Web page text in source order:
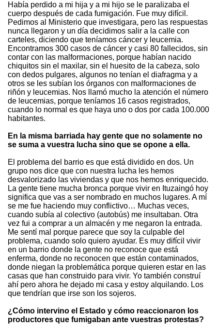
Había perdido a mi hija y a mi hijo se le paralizaba el
cuerpo después de cada fumigación. Fue muy difícil.
Pedimos al Ministerio que investigara, pero las respuestas
nunca llegaron y un día decidimos salir a la calle con
carteles, diciendo que teníamos cáncer y leucemia.
Encontramos 300 casos de cáncer y casi 80 fallecidos, sin
contar con las malformaciones, porque habían nacido
chiquitos sin el maxilar, sin el huesito de la cabeza, solo
con dedos pulgares, algunos no tenían el diafragma y a
otros se les subían los órganos con malformaciones de
riñón y leucemias. Nos llamó mucho la atención el número
de leucemias, porque teníamos 16 casos registrados,
cuando lo normal es que haya uno o dos por cada 100.000
habitantes.
En la misma barriada hay gente que no solamente no
se suma a vuestra lucha sino que se opone a ella.
El problema del barrio es que está dividido en dos. Un
grupo nos dice que con nuestra lucha les hemos
desvalorizado las viviendas y que nos hemos enriquecido.
La gente tiene mucha bronca porque vivir en Ituzaingó hoy
significa que vas a ser nombrado en muchos lugares. A mí
se me fue haciendo muy conflictivo… Muchas veces,
cuando subía al colectivo (autobús) me insultaban. Otra
vez fui a comprar a un almacén y me negaron la entrada.
Me sentí mal porque parece que soy la culpable del
problema, cuando solo quiero ayudar. Es muy difícil vivir
en un barrio donde la gente no reconoce que está
enferma, donde no reconocen que están contaminados,
donde niegan la problemática porque quieren estar en las
casas que han construido para vivir. Yo también construí
ahí pero ahora he dejado mi casa y estoy alquilando. Los
que tendrían que irse son los sojeros.
¿Cómo intervino el Estado y cómo reaccionaron los
productores que fumigaban ante vuestras protestas?